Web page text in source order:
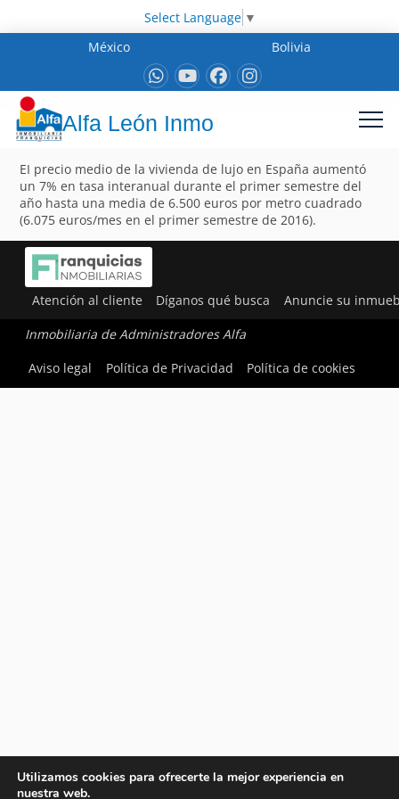
Select Language ▼
México
Bolivia
Alfa León Inmo
EI precio medio de la vivienda de lujo en España aumentó
un 7% en tasa interanual durante el primer semestre del
año hasta una media de 6.500 euros por metro cuadrado
(6.075 euros/mes en el primer semestre de 2016).
Atención al cliente Díganos qué busca Anuncie su
Inmobiliaria de Administradores Alfa
Aviso legal
Política de Privacidad Política de cookies
Utilizamos cookies para ofrecerte la mejor experiencia en
nuestra web.